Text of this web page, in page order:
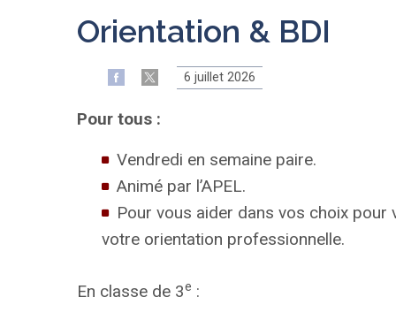
Orientation & BDI
6 juillet 2026
Pour tous :
Vendredi en semaine paire.
Animé par l’APEL.
Pour vous aider dans vos choix pour
votre orientation professionnelle.
En classe de 3e :